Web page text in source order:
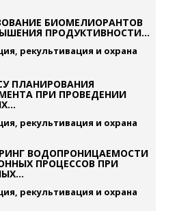
БИОМЕЛИОРАНТОВ
ПРОДУКТИВНОСТИ...
рекультивация и охрана
ПЛАНИРОВАНИЯ
ПРИ ПРОВЕДЕНИИ
рекультивация и охрана
ВОДОПРОНИЦАЕМОСТИ
ПРОЦЕССОВ ПРИ
рекультивация и охрана